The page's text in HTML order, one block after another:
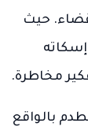
حيث
مخاطرة.
بالواقع